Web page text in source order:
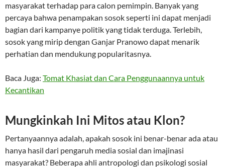
masyarakat terhadap para calon pemimpin. Banyak yang
percaya bahwa penampakan sosok seperti ini dapat menjadi
bagian dari kampanye politik yang tidak terduga. Terlebih,
sosok yang mirip dengan Ganjar Pranowo dapat menarik
perhatian dan mendukung popularitasnya.
Baca Juga: Tomat Khasiat dan Cara Penggunaannya untuk
Kecantikan
Mungkinkah Ini Mitos atau Klon?
Pertanyaannya adalah, apakah sosok ini benar-benar ada atau
hanya hasil dari pengaruh media sosial dan imajinasi
masyarakat? Beberapa ahli antropologi dan psikologi sosial